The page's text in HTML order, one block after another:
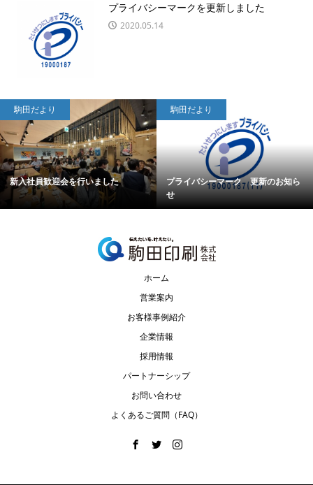
プライバシーマークを更新しました
2020.05.14
駒田だより
新入社員歓迎会を行いました
駒田だより
プライバシーマーク 更新のお知ら
せ
ホーム
営業案内
お客様事例紹介
企業情報
採用情報
パートナーシップ
お問い合わせ
よくあるご質問（FAQ）